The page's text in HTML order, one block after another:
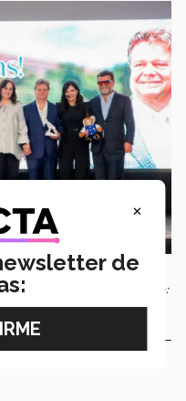
Ricardo Bours Castelo. | Foto:
×
de